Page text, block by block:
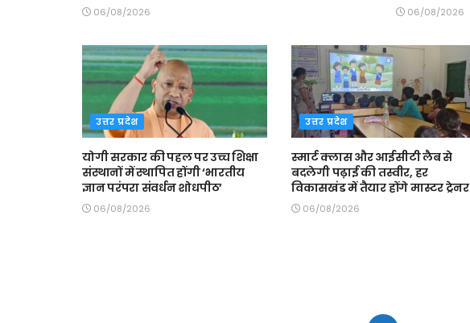
06/08/2026 06/08/2026
उत्तर प्रदेश
योगी सरकार की पहल पर उच्च शिक्षा
संस्थानों में स्थापित होंगी ‘भारतीय
ज्ञान परंपरा संवर्धन शोधपीठ’
06/08/2026
उत्तर प्रदेश
स्मार्ट क्लास और आईसीटी लैब से
बदलेगी पढ़ाई की तस्वीर, हर
विकासखंड में तैयार होंगे मास्टर ट्रेनर
06/08/2026